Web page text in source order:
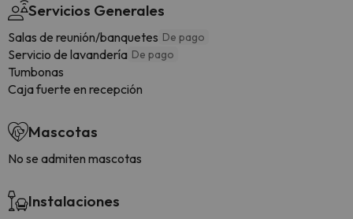
Servicios Generales
Salas de reunión/banquetes De pago
Servicio de lavandería De pago
Tumbonas
Caja fuerte en recepción
Mascotas
No se admiten mascotas
Instalaciones